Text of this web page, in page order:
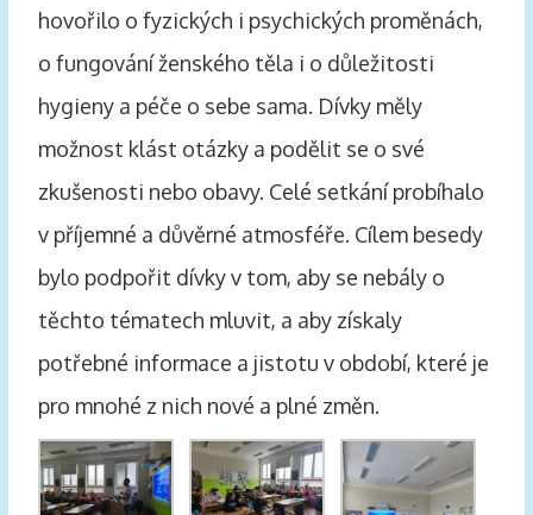
hovořilo o fyzických i psychických proměnách,
o fungování ženského těla i o důležitosti
hygieny a péče o sebe sama. Dívky měly
možnost klást otázky a podělit se o své
zkušenosti nebo obavy. Celé setkání probíhalo
v příjemné a důvěrné atmosféře. Cílem besedy
bylo podpořit dívky v tom, aby se nebály o
těchto tématech mluvit, a aby získaly
potřebné informace a jistotu v období, které je
pro mnohé z nich nové a plné změn.